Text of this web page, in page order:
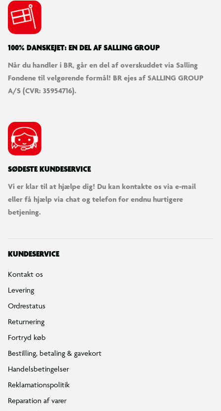
100% DANSKEJET: EN DEL AF SALLING GROUP
Når du handler i BR, går en del af overskuddet via Salling
Fondene til velgørende formål! BR ejes af SALLING GROUP
A/S (CVR: 35954716).
SØDESTE KUNDESERVICE
Vi er klar til at hjælpe dig! Du kan kontakte os via e-mail
eller få hjælp via chat og telefon for endnu hurtigere
betjening.
KUNDESERVICE
Kontakt os
Levering
Ordrestatus
Returnering
Fortryd køb
Bestilling, betaling & gavekort
Handelsbetingelser
Reklamationspolitik
Reparation af varer